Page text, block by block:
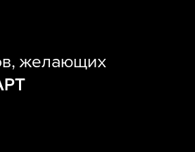
желающих